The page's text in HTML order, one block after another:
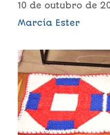
10 de outubro de
Marcia Ester